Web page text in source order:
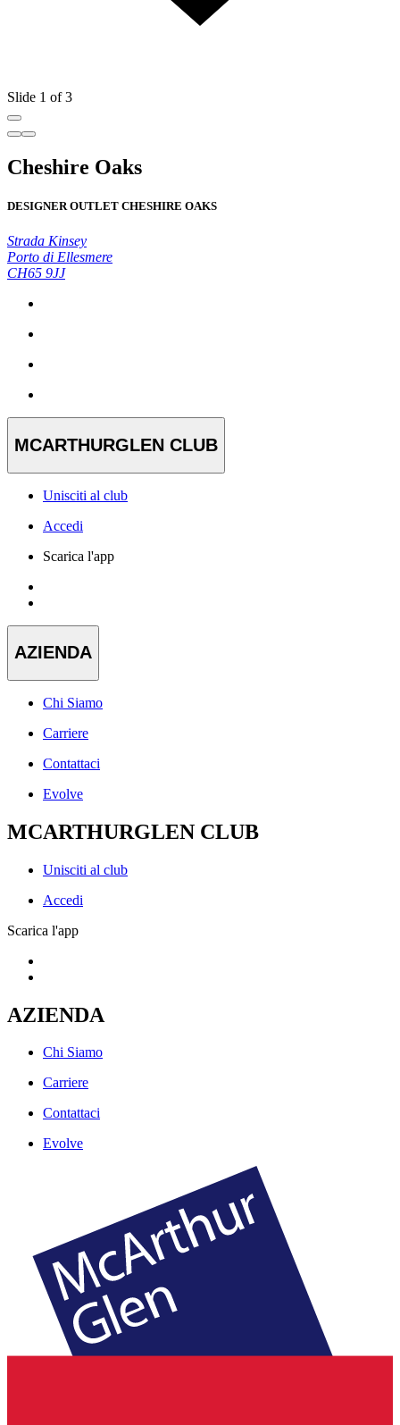
Slide 1 of 3
Cheshire Oaks
DESIGNER OUTLET CHESHIRE OAKS
Strada Kinsey
Porto di Ellesmere
CH65 9JJ
MCARTHURGLEN CLUB
Unisciti al club
Accedi
Scarica l'app
AZIENDA
Chi Siamo
Carriere
Contattaci
Evolve
MCARTHURGLEN CLUB
Unisciti al club
Accedi
Scarica l'app
AZIENDA
Chi Siamo
Carriere
Contattaci
Evolve